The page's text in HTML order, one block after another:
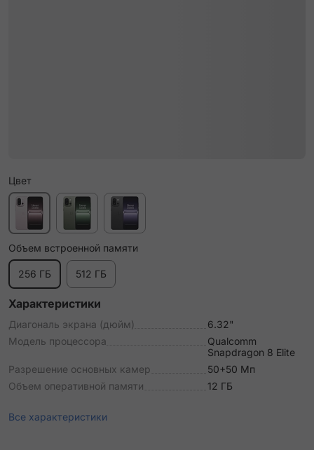
Цвет
Объем встроенной памяти
256 ГБ 512 ГБ
Характеристики
Диагональ экрана (дюйм)
6.32"
Модель процессора
Qualcomm
Snapdragon 8 Elite
Разрешение основных камер
50+50 Мп
Объем оперативной памяти
12 ГБ
Все характеристики